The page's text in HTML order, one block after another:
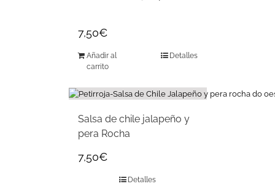
7,50€
Añadir al
carrito
Detalles
Salsa de chile jalapeño y
pera Rocha
7,50€
Detalles